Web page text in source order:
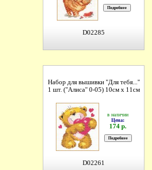
D02285
Набор для вышивки "Для тебя..."
1 шт. ("Алиса" 0-05) 10см х 11см
в наличии
Цена:
174 р.
D02261